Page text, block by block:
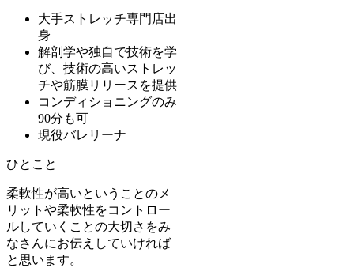
大手ストレッチ専門店出
身
解剖学や独自で技術を学
び、技術の高いストレッ
チや筋膜リリースを提供
コンディショニングのみ
90分も可
現役バレリーナ
ひとこと
柔軟性が高いということのメ
リットや柔軟性をコントロー
ルしていくことの大切さをみ
なさんにお伝えしていければ
と思います。